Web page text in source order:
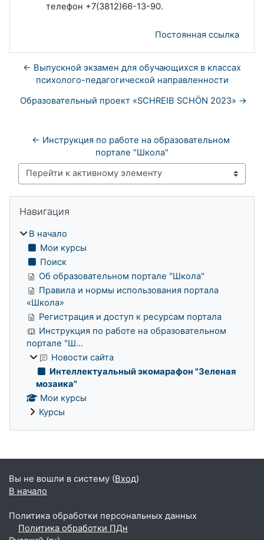
телефон +7(3812)66-13-90.
Постоянная ссылка
← Выпускной экзамен для обучающихся в классах
психолого-педагогической направленности
Образовательный проект «SCHREIB SCHÖN 2023» →
← Инструкция по работе на образовательном
портале "Школа"
Перейти к активному элементу
Блоки
Навигация
В начало
Мои курсы
Поиск
Об образовательном портале "Школа"
Правила и нормы использования портала
«Школа»
Регистрация и доступ к ресурсам портала
Инструкция по работе на образовательном
портале "Ш...
Новости сайта
Интеллектуальный экомарафон "Зеленая
мозаика"
Мои курсы
Курсы
Дополнительные блоки
Вы не вошли в систему (Вход)
В начало
Политика обработки персональных данных
Политика обработки ПДн